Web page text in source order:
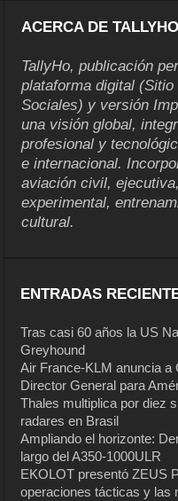
ACERCA DE TALLYHO
TallyHo, publicación
plataforma digital
Sociales) y versión
una visión global,
profesional y
e internacional.
aviación civil,
experimental,
cultural.
ENTRADAS
Tras casi 60 años la US
Greyhound
Air France-KLM anuncia
Director General para
Thales multiplica por diez
radares en Brasil
Ampliando el horizonte:
largo del A350-1000ULR
EKOLOT presentó ZEUS
operaciones tácticas y las